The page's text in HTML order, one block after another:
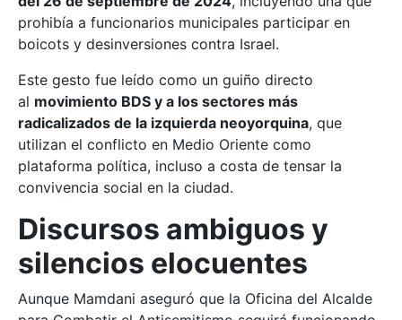
prohibía a funcionarios municipales participar en
boicots y desinversiones contra Israel.
Este gesto fue leído como un guiño directo
al movimiento BDS y a los sectores más
radicalizados de la izquierda neoyorquina, que
utilizan el conflicto en Medio Oriente como
plataforma política, incluso a costa de tensar la
convivencia social en la ciudad.
Discursos ambiguos y
silencios elocuentes
Aunque Mamdani aseguró que la Oficina del Alcalde